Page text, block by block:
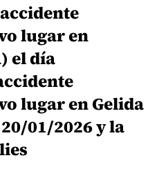
lugar en
el día
lugar en Gelida
01/2026 y la